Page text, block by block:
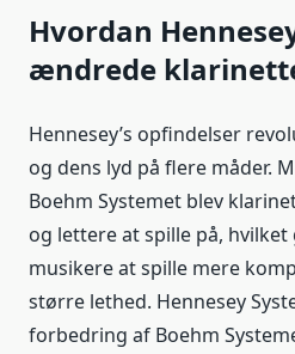
Hvordan
ændrede
Hennesey’s opfindelser
og dens lyd på flere måder.
Boehm Systemet blev
og lettere at spille på,
musikere at spille mere
større lethed. Hennesey
forbedring af Boehm